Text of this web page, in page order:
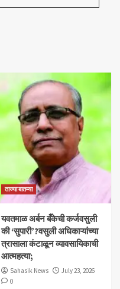
ताज्या बातम्या
​यवतमाळ अर्बन बँकेची कर्जवसुली
की ‘सुपारी’?वसुली अधिकाऱ्यांच्या
त्रासाला कंटाळून व्यावसायिकाची
आत्महत्या;
Sahasik News
July 23, 2026
0